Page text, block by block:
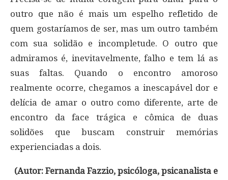
outro que não é mais um espelho refletido de
quem gostaríamos de ser, mas um outro também
com sua solidão e incompletude. O outro que
admiramos é, inevitavelmente, falho e tem lá as
suas faltas. Quando o encontro amoroso
realmente ocorre, chegamos a inescapável dor e
delícia de amar o outro como diferente, arte de
encontro da face trágica e cômica de duas
solidões que buscam construir memórias
experienciadas a dois.
(Autor: Fernanda Fazzio, psicóloga, psicanalista e